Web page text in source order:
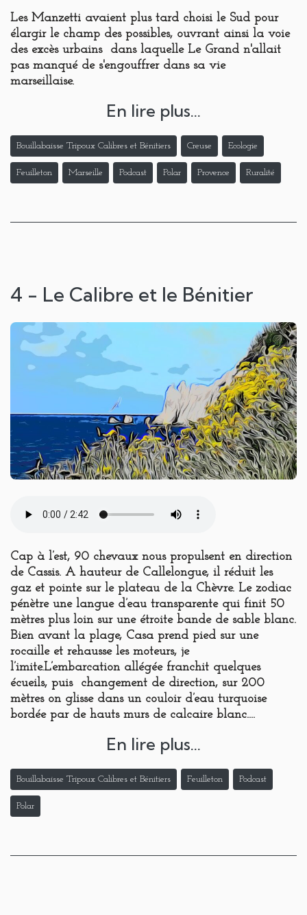
Les Manzetti avaient plus tard choisi le Sud pour
élargir le champ des possibles, ouvrant ainsi la voie
des excès urbains dans laquelle Le Grand n'allait
pas manqué de s'engouffrer dans sa vie
marseillaise.
En lire plus...
Bouillabaisse Tripoux Calibres et Bénitiers Creuse Ecologie
Feuilleton Marseille Podcast Polar Provence Ruralité
4 - Le Calibre et le Bénitier
Cap à l’est, 90 chevaux nous propulsent en direction
de Cassis. A hauteur de Callelongue, il réduit les
gaz et pointe sur le plateau de la Chèvre. Le zodiac
pénètre une langue d’eau transparente qui finit 50
mètres plus loin sur une étroite bande de sable blanc.
Bien avant la plage, Casa prend pied sur une
rocaille et rehausse les moteurs, je
l’imite.L’embarcation allégée franchit quelques
écueils, puis changement de direction, sur 200
mètres on glisse dans un couloir d’eau turquoise
bordée par de hauts murs de calcaire blanc....
En lire plus...
Bouillabaisse Tripoux Calibres et Bénitiers Feuilleton Podcast
Polar